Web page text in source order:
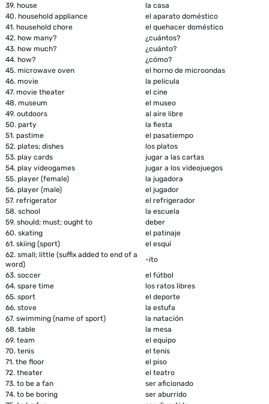
39. house
la casa
40. household appliance
el aparato doméstico
41. household chore
el quehacer doméstico
42. how many?
¿cuántos?
43. how much?
¿cuánto?
44. how?
¿cómo?
45. microwave oven
el horno de microondas
46. movie
la película
47. movie theater
el cine
48. museum
el museo
49. outdoors
al aire libre
50. party
la fiesta
51. pastime
el pasatiempo
52. plates; dishes
los platos
53. play cards
jugar a las cartas
54. play videogames
jugar a los videojuegos
55. player (female)
la jugadora
56. player (male)
el jugador
57. refrigerator
el refrigerador
58. school
la escuela
59. should; must; ought to
deber
60. skating
el patinaje
61. skiing (sport)
el esquí
62. small; little (suffix added to end of a
word)
-ito
63. soccer
el fútbol
64. spare time
los ratos libres
65. sport
el deporte
66. stove
la estufa
67. swimming (name of sport)
la natación
68. table
la mesa
69. team
el equipo
70. tenis
el tenis
71. the floor
el piso
72. theater
el teatro
73. to be a fan
ser aficionado
74. to be boring
ser aburrido